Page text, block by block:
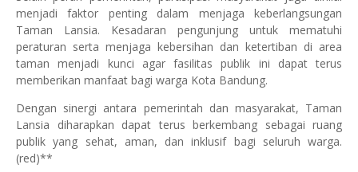
menjadi faktor penting dalam menjaga keberlangsungan
Taman Lansia. Kesadaran pengunjung untuk mematuhi
peraturan serta menjaga kebersihan dan ketertiban di area
taman menjadi kunci agar fasilitas publik ini dapat terus
memberikan manfaat bagi warga Kota Bandung.
Dengan sinergi antara pemerintah dan masyarakat, Taman
Lansia diharapkan dapat terus berkembang sebagai ruang
publik yang sehat, aman, dan inklusif bagi seluruh warga.
(red)**